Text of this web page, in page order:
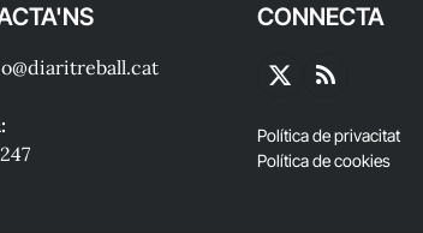
CONNECTA
X
RSS
Política de privacitat
Política de cookies